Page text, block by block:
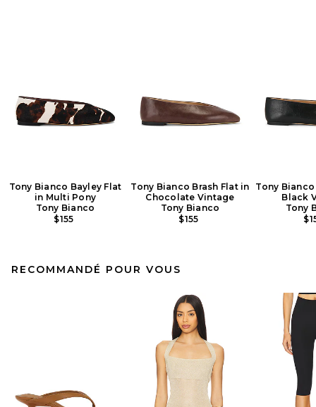
Tony Bianco Bayley Flat
in Multi Pony
Tony Bianco
$155
Tony Bianco Brash Flat in
Chocolate Vintage
Tony Bianco
$155
Tony
Black
Tony
RECOMMANDÉ POUR VOUS